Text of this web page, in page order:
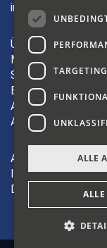
Über uns
Mitglieder
Sektionen
Bildung
Aktivitäten
Angebote
AGB
Impressum
Datenschutz
TARGETING
ALLE